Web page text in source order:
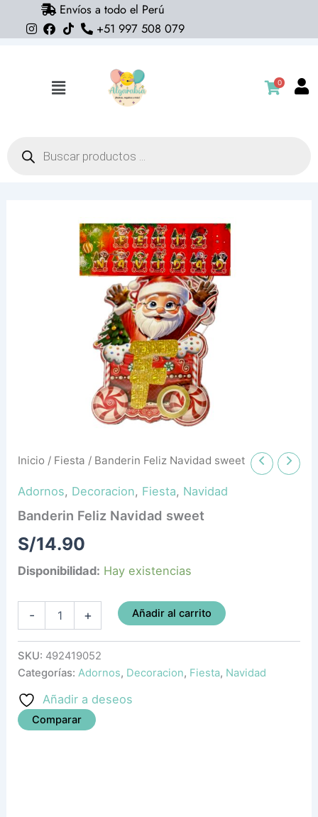
Envíos a todo el Perú
+51 997 508 079
Flyout
0
productos
Inicio / Fiesta / Banderin Feliz Navidad sweet
Adornos, Decoracion, Fiesta, Navidad
Banderin Feliz Navidad sweet
S/14.90
Disponibilidad: Hay existencias
- + Añadir al carrito
SKU: 492419052
Categorías:Adornos, Decoracion, Fiesta, Navidad
Añadir a deseos
Comparar